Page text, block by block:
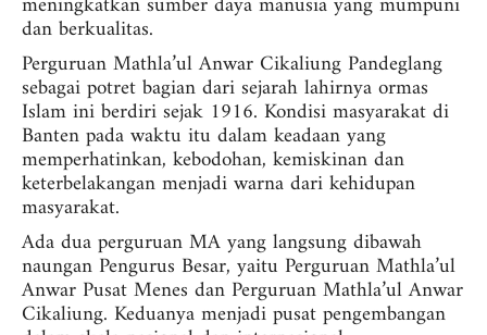
dan berkualitas.
Perguruan Mathla’ul Anwar Cikaliung Pandeglang
sebagai potret bagian dari sejarah lahirnya ormas
Islam ini berdiri sejak 1916. Kondisi masyarakat di
Banten pada waktu itu dalam keadaan yang
memperhatinkan, kebodohan, kemiskinan dan
keterbelakangan menjadi warna dari kehidupan
masyarakat.
Ada dua perguruan MA yang langsung dibawah
naungan Pengurus Besar, yaitu Perguruan Mathla’ul
Anwar Pusat Menes dan Perguruan Mathla’ul Anwar
Cikaliung. Keduanya menjadi pusat pengembangan